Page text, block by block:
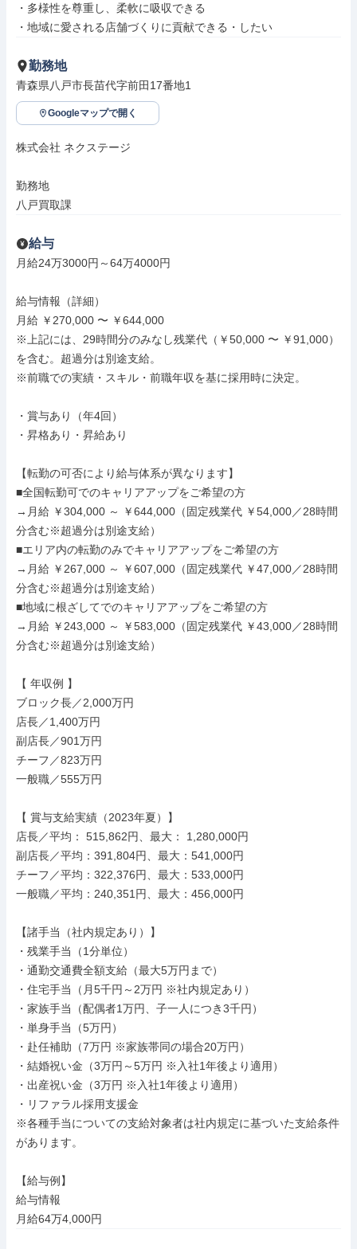
・多様性を尊重し、柔軟に吸収できる
・地域に愛される店舗づくりに貢献できる・したい
勤務地
青森県八戸市長苗代字前田17番地1
Googleマップで開く
株式会社 ネクステージ
勤務地
八戸買取課
給与
月給24万3000円～64万4000円
給与情報（詳細）
月給 ￥270,000 〜 ￥644,000
※上記には、29時間分のみなし残業代（￥50,000 〜 ￥91,000）
を含む。超過分は別途支給。
※前職での実績・スキル・前職年収を基に採用時に決定。
・賞与あり（年4回）
・昇格あり・昇給あり
【転勤の可否により給与体系が異なります】
■全国転勤可でのキャリアアップをご希望の方
→月給 ￥304,000 ～ ￥644,000（固定残業代 ￥54,000／28時間
分含む※超過分は別途支給）
■エリア内の転勤のみでキャリアアップをご希望の方
→月給 ￥267,000 ～ ￥607,000（固定残業代 ￥47,000／28時間
分含む※超過分は別途支給）
■地域に根ざしてでのキャリアアップをご希望の方
→月給 ￥243,000 ～ ￥583,000（固定残業代 ￥43,000／28時間
分含む※超過分は別途支給）
【 年収例 】
ブロック長／2,000万円
店長／1,400万円
副店長／901万円
チーフ／823万円
一般職／555万円
【 賞与支給実績（2023年夏）】
店長／平均： 515,862円、最大： 1,280,000円
副店長／平均：391,804円、最大：541,000円
チーフ／平均：322,376円、最大：533,000円
一般職／平均：240,351円、最大：456,000円
【諸手当（社内規定あり）】
・残業手当（1分単位）
・通勤交通費全額支給（最大5万円まで）
・住宅手当（月5千円～2万円 ※社内規定あり）
・家族手当（配偶者1万円、子一人につき3千円）
・単身手当（5万円）
・赴任補助（7万円 ※家族帯同の場合20万円）
・結婚祝い金（3万円～5万円 ※入社1年後より適用）
・出産祝い金（3万円 ※入社1年後より適用）
・リファラル採用支援金
※各種手当についての支給対象者は社内規定に基づいた支給条件
があります。
【給与例】
給与情報
月給64万4,000円